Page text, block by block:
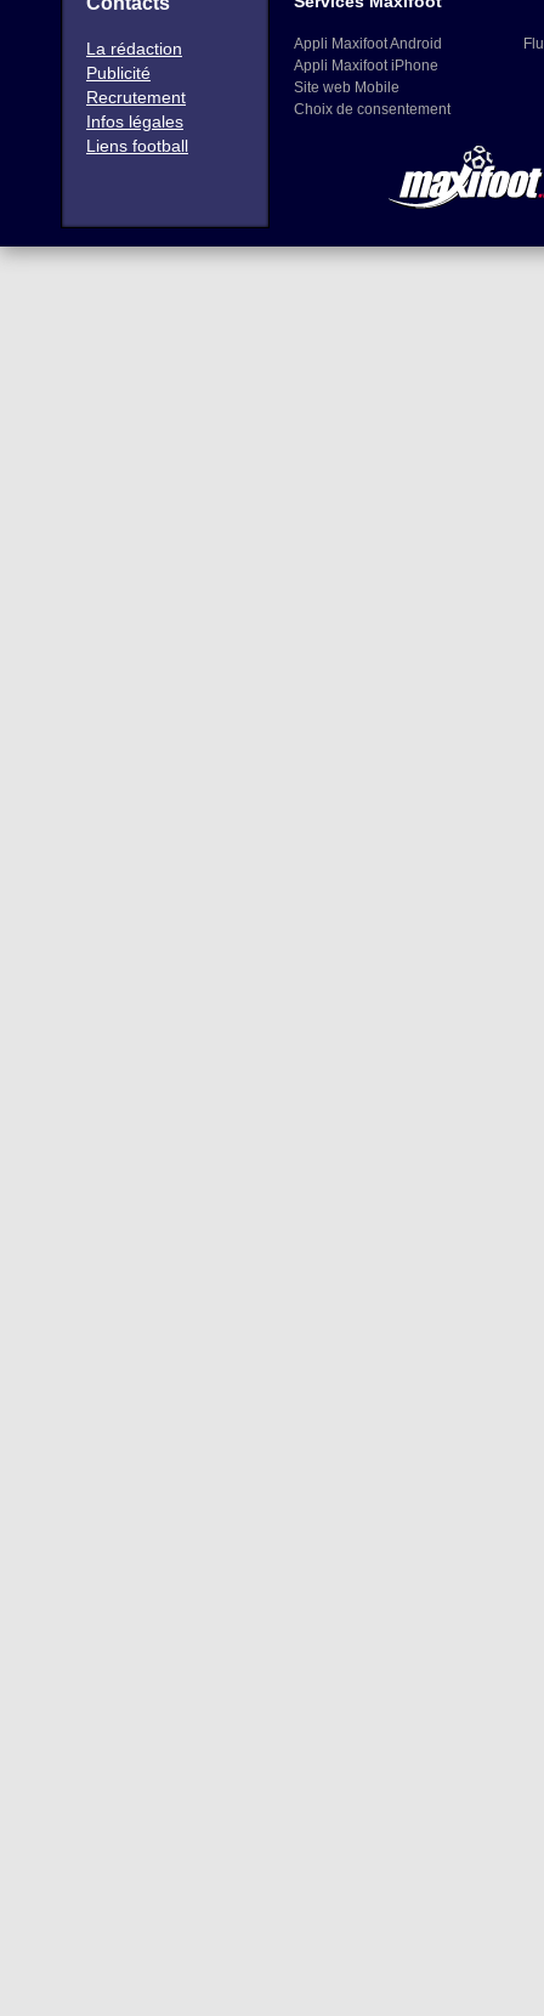
La rédaction
Publicité
Recrutement
Infos légales
Liens football
Appli Maxifoot Android
Appli Maxifoot iPhone
Site web Mobile
Choix de consentement